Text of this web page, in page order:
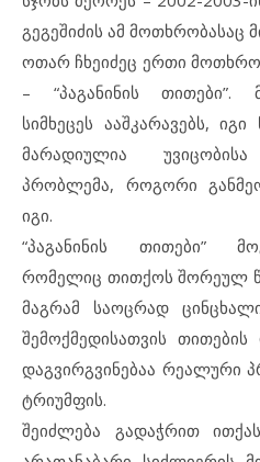
გეგეშიძის ამ მოთხრობასაც
ოთარ ჩხეიძეც ერთი
– “პაგანინის თითები”.
სიმხეცეს ააშკარავებს,
მარადიულია
პრობლემა, როგორი
იგი.
“პაგანინის თითები”
რომელიც თითქოს შორეულ
მაგრამ საოცრად
შემოქმედისათვის
დაგვირგვინებაა რეალური
ტრიუმფის.
შეიძლება გადაჭრით